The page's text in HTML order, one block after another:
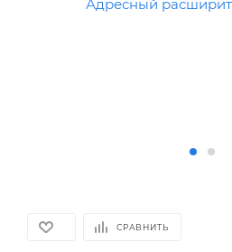
СРАВНИТЬ